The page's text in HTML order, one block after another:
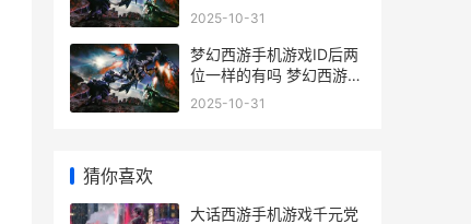
赚钱吗
2025-10-31
梦幻西游手机游戏ID后两
位一样的有吗 梦幻西游手
机游戏怎么兑换人民币
2025-10-31
猜你喜欢
大话西游手机游戏千元党